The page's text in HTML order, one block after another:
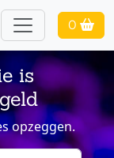
0
is
opzeggen.